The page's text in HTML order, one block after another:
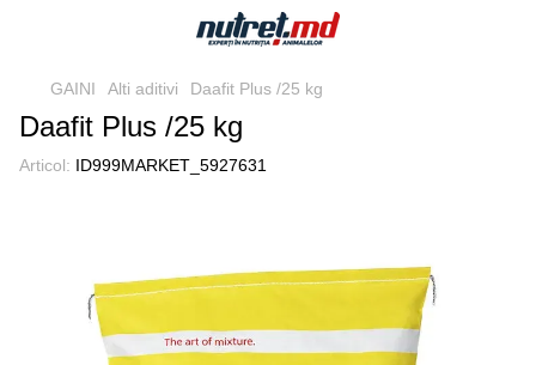
GAINI Alti aditivi Daafit Plus /25 kg
Daafit Plus /25 kg
Articol: ID999MARKET_5927631